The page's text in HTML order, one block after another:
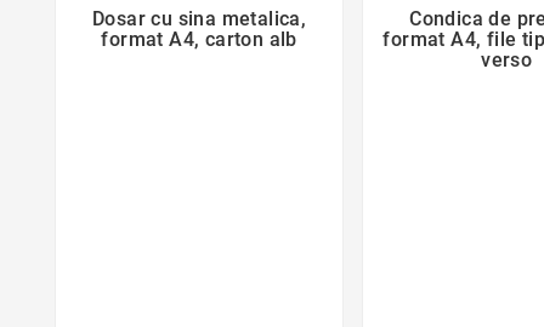

Dosar cu sina metalica,
format A4, carton alb

Condica de
format A4, file
verso